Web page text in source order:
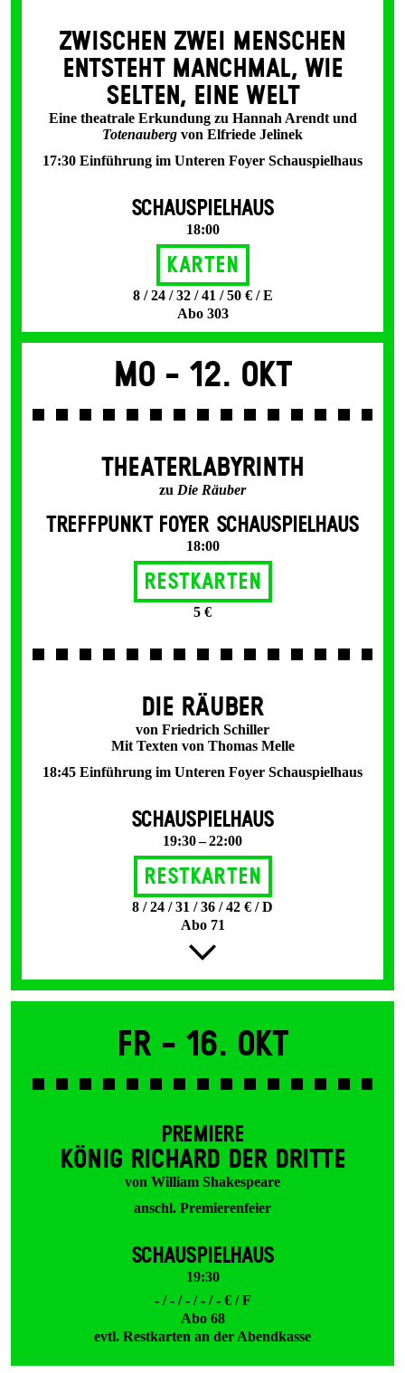
ZWISCHEN ZWEI MENSCHEN
ENT­STEHT MANCH­MAL, WIE
SELTEN, EINE WELT
Eine theatrale Erkundung zu Hannah Arendt und
Totenauberg von Elfriede Jelinek
17:30 Einführung im Unteren Foyer Schauspielhaus
SCHAUSPIELHAUS
18:00
Karten
8 / 24 / 32 / 41 / 50 € / E
Abo 303
Mo - 12. Okt
THEATERLABYRINTH
zu Die Räuber
TREFFPUNKT FOYER SCHAUSPIELHAUS
18:00
Restkarten
5 €
DIE RÄUBER
von Friedrich Schiller
Mit Texten von Thomas Melle
18:45 Einführung im Unteren Foyer Schauspielhaus
SCHAUSPIELHAUS
19:30 – 22:00
Restkarten
8 / 24 / 31 / 36 / 42 € / D
Abo 71
Fr - 16. Okt
PREMIERE
KÖNIG RICHARD DER DRITTE
von William Shakespeare
anschl. Premierenfeier
SCHAUSPIELHAUS
19:30
- / - / - / - / - € / F
Abo 68
evtl. Restkarten an der Abendkasse